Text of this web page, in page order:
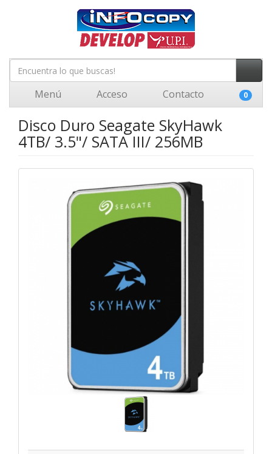
Menú Acceso Contacto 0
Disco Duro Seagate SkyHawk
4TB/ 3.5"/ SATA III/ 256MB